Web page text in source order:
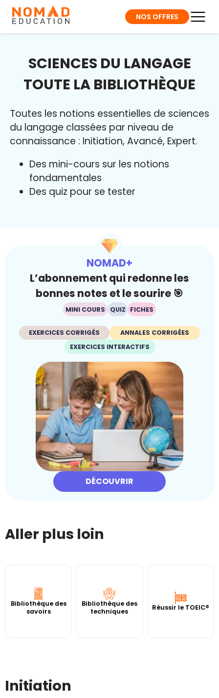
NOS OFFRES
SCIENCES DU LANGAGE
TOUTE LA BIBLIOTHÈQUE
Toutes les notions essentielles de sciences
du langage classées par niveau de
connaissance : Initiation, Avancé, Expert.
Des mini-cours sur les notions
fondamentales
Des quiz pour se tester
NOMAD+
L’abonnement qui redonne les
bonnes notes et le sourire 🎯
MINI COURS QUIZ FICHES
EXERCICES CORRIGÉS
ANNALES CORRIGÉES
EXERCICES INTERACTIFS
DÉCOUVRIR
Aller plus loin
Bibliothèque des
savoirs
Bibliothèque des
techniques
Réussir le TOEIC®
Initiation